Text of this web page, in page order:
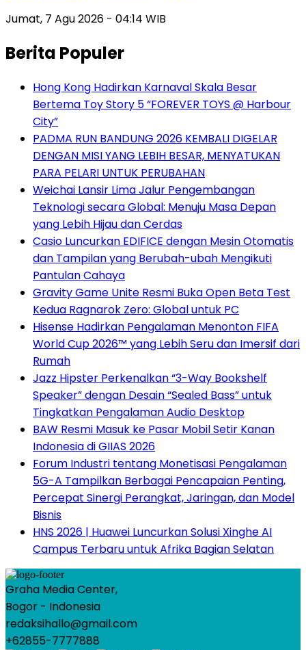
Jumat, 7 Agu 2026 - 04:14 WIB
Berita Populer
Hong Kong Hadirkan Karnaval Skala Besar
Bertema Toy Story 5 “FOREVER TOYS @ Harbour
City”
PADMA RUN BANDUNG 2026 KEMBALI DIGELAR
DENGAN MISI YANG LEBIH BESAR, MENYATUKAN
PARA PELARI UNTUK PERUBAHAN
Weichai Lansir Lima Jalur Pengembangan
Teknologi secara Global: Menuju Masa Depan
yang Lebih Hijau dan Cerdas
Casio Luncurkan EDIFICE dengan Mesin Otomatis
dan Tampilan yang Berubah-ubah Mengikuti
Pantulan Cahaya
Gravity Game Unite Resmi Buka Open Beta Test
Kedua Ragnarok Zero: Global untuk PC
Hisense Hadirkan Pengalaman Menonton FIFA
World Cup 2026™ yang Lebih Seru dan Imersif dari
Rumah
Jazz Hipster Perkenalkan “3-Way Bookshelf
Speaker” dengan Desain “Sealed Bass” untuk
Tingkatkan Pengalaman Audio Desktop
BAW Resmi Masuk ke Pasar Mobil Setir Kanan
Indonesia di GIIAS 2026
Forum Industri tentang Monetisasi Pengalaman
5G-A Tampilkan Berbagai Pencapaian Penting,
Percepat Sinergi Perangkat, Jaringan, dan Model
Bisnis
HNS 2026 | Huawei Luncurkan Solusi Xinghe AI
Campus Terbaru untuk Afrika Bagian Selatan
Graha Media Center,
Bogor - Indonesia
redaksihallo@gmail.com
+62855-7777888